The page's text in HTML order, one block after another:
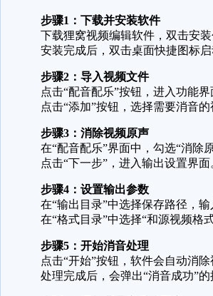
步骤1：下载并安装软件
下载狸窝视频编辑软件，双击安装
安装完成后，双击桌面快捷图标启
步骤2：导入视频文件
点击“配音配乐”按钮，进入功能界
点击“添加”按钮，选择需要消音的
步骤3：消除视频原声
在“配音配乐”界面中，勾选“消除
点击“下一步”，进入输出设置界面
步骤4：设置输出参数
在“输出目录”中选择保存路径，输
在“格式目录”中选择“和源视频格
步骤5：开始消音处理
点击“开始”按钮，软件会自动消除
处理完成后，会弹出“消音成功”的